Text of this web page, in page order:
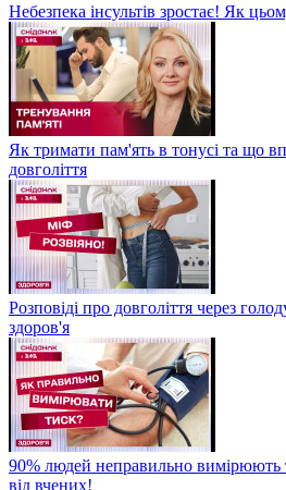
Небезпека інсультів зростає! Як
Як тримати пам'ять в тонусі та що
довголіття
Розповіді про довголіття через
здоров'я
90% людей неправильно вимірюють
від вчених!